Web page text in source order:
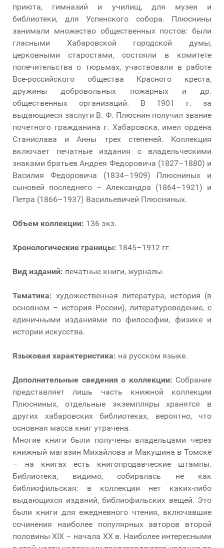
приюта, гимназий и училищ, для музея и
библиотеки, для Успенского собора. Плюснины
занимали множество общественных постов: были
гласными Хабаровской городской думы,
церковными старостами, состояли в комитете
попечительства о тюрьмах, участвовали в работе
Все-российского общества Красного креста,
дружины добровольных пожарных и др.
общественных организаций. В 1901 г. за
выдающиеся заслуги В. Ф. Плюснин получил звание
почетного гражданина г. Хабаровска, имел ордена
Станислава и Анны трех степеней. Коллекция
включает печатные издания с владельческими
знаками братьев Андрея Федоровича (1827–1880) и
Василия Федоровича (1834–1909) Плюсниных и
сыновей последнего – Александра (1864–1921) и
Петра (1866–1937) Васильевичей Плюсниных.
Объем коллекции: 136 экз.
Хронологические границы: 1845–1912 гг.
Вид изданий: печатные книги, журналы.
Тематика: художественная литература, история (в
основном – история России), литературоведение, с
единичными изданиями по философии, физике и
истории искусства.
Языковая характеристика: на русском языке.
Дополнительные сведения о коллекции: Собрание
представляет лишь часть книжной коллекции
Плюсниных, отдельные экземпляры хранятся в
других хабаровских библиотеках, вероятно, что
основная масса книг утрачена.
Многие книги были получены владельцами через
книжный магазин Михайлова и Макушина в Томске
– на книгах есть книгопродавческие штампы.
Библиотека, видимо, собиралась не как
библиофильская: в коллекции нет каких-либо
выдающихся изданий, библиофильских вещей. Это
были книги для ежедневного чтения, включавшие
сочинения наиболее популярных авторов второй
половины XIX – начала XX в. Наиболее интересными